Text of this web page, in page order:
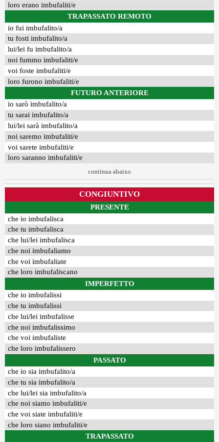
loro erano imbufaliti/e
TRAPASSATO REMOTO
io fui imbufalito/a
tu fosti imbufalito/a
lui/lei fu imbufalito/a
noi fummo imbufaliti/e
voi foste imbufaliti/e
loro furono imbufaliti/e
FUTURO ANTERIORE
io sarò imbufalito/a
tu sarai imbufalito/a
lui/lei sarà imbufalito/a
noi saremo imbufaliti/e
voi sarete imbufaliti/e
loro saranno imbufaliti/e
continua abaixo
CONGIUNTIVO
PRESENTE
che io imbufalisca
che tu imbufalisca
che lui/lei imbufalisca
che noi imbufaliamo
che voi imbufaliate
che loro imbufaliscano
IMPERFETTO
che io imbufalissi
che tu imbufalissi
che lui/lei imbufalisse
che noi imbufalissimo
che voi imbufaliste
che loro imbufalissero
PASSATO
che io sia imbufalito/a
che tu sia imbufalito/a
che lui/lei sia imbufalito/a
che noi siamo imbufaliti/e
che voi siate imbufaliti/e
che loro siano imbufaliti/e
TRAPASSATO